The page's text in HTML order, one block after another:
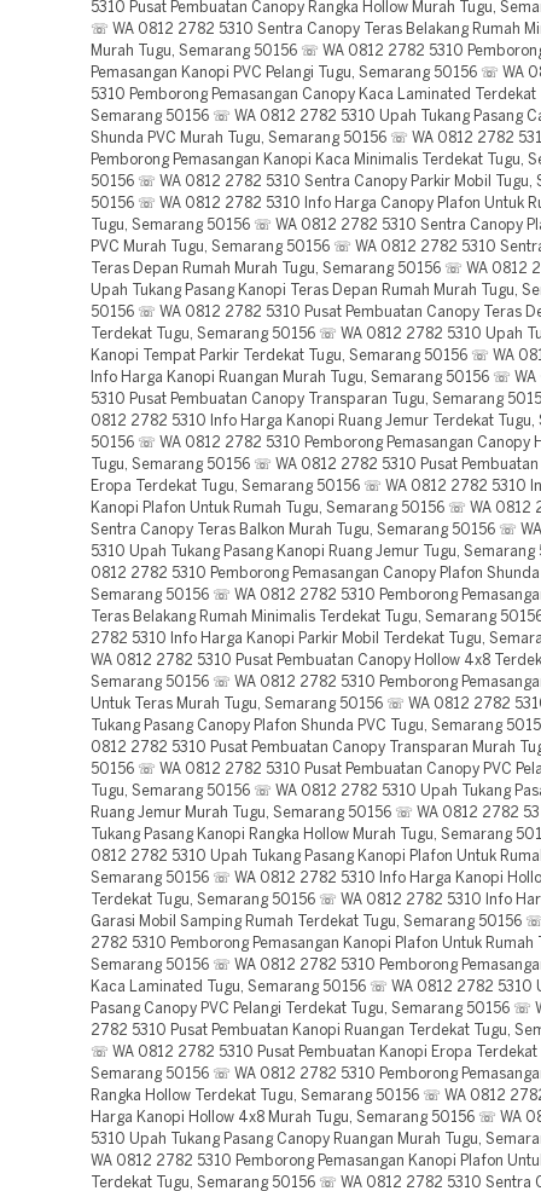
5310 Pusat Pembuatan Canopy Rangka Hollow Murah Tugu,
☏ WA 0812 2782 5310 Sentra Canopy Teras Belakang Rumah
Murah Tugu, Semarang 50156 ☏ WA 0812 2782 5310
Pemasangan Kanopi PVC Pelangi Tugu, Semarang 50156 ☏ WA
5310 Pemborong Pemasangan Canopy Kaca Laminated Terdekat
Semarang 50156 ☏ WA 0812 2782 5310 Upah Tukang Pasang
Shunda PVC Murah Tugu, Semarang 50156 ☏ WA 0812 2782
Pemborong Pemasangan Kanopi Kaca Minimalis Terdekat Tugu,
50156 ☏ WA 0812 2782 5310 Sentra Canopy Parkir Mobil Tugu,
50156 ☏ WA 0812 2782 5310 Info Harga Canopy Plafon Untuk
Tugu, Semarang 50156 ☏ WA 0812 2782 5310 Sentra Canopy
PVC Murah Tugu, Semarang 50156 ☏ WA 0812 2782 5310
Teras Depan Rumah Murah Tugu, Semarang 50156 ☏ WA 0812
Upah Tukang Pasang Kanopi Teras Depan Rumah Murah Tugu,
50156 ☏ WA 0812 2782 5310 Pusat Pembuatan Canopy Teras
Terdekat Tugu, Semarang 50156 ☏ WA 0812 2782 5310 Upah
Kanopi Tempat Parkir Terdekat Tugu, Semarang 50156 ☏ WA
Info Harga Kanopi Ruangan Murah Tugu, Semarang 50156 ☏
5310 Pusat Pembuatan Canopy Transparan Tugu, Semarang
0812 2782 5310 Info Harga Kanopi Ruang Jemur Terdekat Tugu,
50156 ☏ WA 0812 2782 5310 Pemborong Pemasangan Canopy
Tugu, Semarang 50156 ☏ WA 0812 2782 5310 Pusat
Eropa Terdekat Tugu, Semarang 50156 ☏ WA 0812 2782 5310
Kanopi Plafon Untuk Rumah Tugu, Semarang 50156 ☏ WA 0812
Sentra Canopy Teras Balkon Murah Tugu, Semarang 50156 ☏
5310 Upah Tukang Pasang Kanopi Ruang Jemur Tugu,
0812 2782 5310 Pemborong Pemasangan Canopy Plafon Shunda
Semarang 50156 ☏ WA 0812 2782 5310 Pemborong
Teras Belakang Rumah Minimalis Terdekat Tugu, Semarang
2782 5310 Info Harga Kanopi Parkir Mobil Terdekat Tugu,
WA 0812 2782 5310 Pusat Pembuatan Canopy Hollow 4x8
Semarang 50156 ☏ WA 0812 2782 5310 Pemborong
Untuk Teras Murah Tugu, Semarang 50156 ☏ WA 0812 2782
Tukang Pasang Canopy Plafon Shunda PVC Tugu, Semarang
0812 2782 5310 Pusat Pembuatan Canopy Transparan Murah
50156 ☏ WA 0812 2782 5310 Pusat Pembuatan Canopy PVC
Tugu, Semarang 50156 ☏ WA 0812 2782 5310 Upah Tukang
Ruang Jemur Murah Tugu, Semarang 50156 ☏ WA 0812 2782
Tukang Pasang Kanopi Rangka Hollow Murah Tugu, Semarang
0812 2782 5310 Upah Tukang Pasang Kanopi Plafon Untuk
Semarang 50156 ☏ WA 0812 2782 5310 Info Harga Kanopi
Terdekat Tugu, Semarang 50156 ☏ WA 0812 2782 5310 Info
Garasi Mobil Samping Rumah Terdekat Tugu, Semarang 50156
2782 5310 Pemborong Pemasangan Kanopi Plafon Untuk Rumah
Semarang 50156 ☏ WA 0812 2782 5310 Pemborong
Kaca Laminated Tugu, Semarang 50156 ☏ WA 0812 2782 5310
Pasang Canopy PVC Pelangi Terdekat Tugu, Semarang 50156 ☏
2782 5310 Pusat Pembuatan Kanopi Ruangan Terdekat Tugu,
☏ WA 0812 2782 5310 Pusat Pembuatan Kanopi Eropa Terdekat
Semarang 50156 ☏ WA 0812 2782 5310 Pemborong
Rangka Hollow Terdekat Tugu, Semarang 50156 ☏ WA 0812
Harga Kanopi Hollow 4x8 Murah Tugu, Semarang 50156 ☏ WA
5310 Upah Tukang Pasang Canopy Ruangan Murah Tugu,
WA 0812 2782 5310 Pemborong Pemasangan Kanopi Plafon
Terdekat Tugu, Semarang 50156 ☏ WA 0812 2782 5310 Sentra